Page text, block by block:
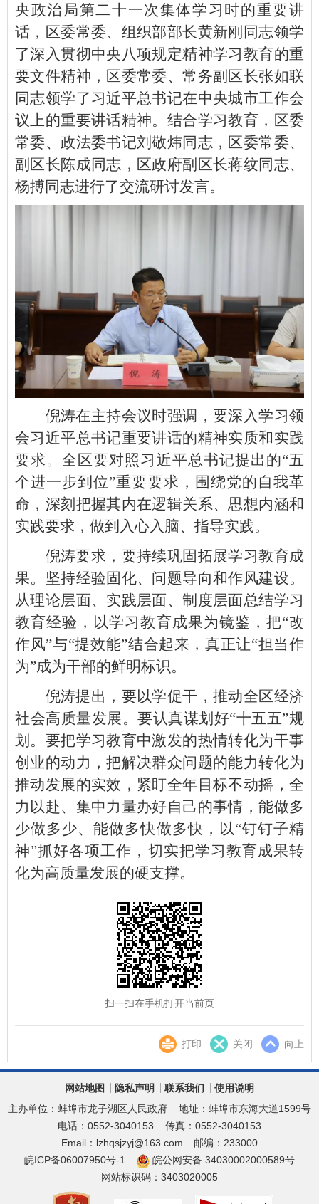
央政治局第二十一次集体学习时的重要讲
话，区委常委、组织部部长黄新刚同志领学
了深入贯彻中央八项规定精神学习教育的重
要文件精神，区委常委、常务副区长张如联
同志领学了习近平总书记在中央城市工作会
议上的重要讲话精神。结合学习教育，区委
常委、政法委书记刘敬炜同志，区委常委、
副区长陈成同志，区政府副区长蒋纹同志、
杨搏同志进行了交流研讨发言。
倪涛在主持会议时强调，要深入学习领
会习近平总书记重要讲话的精神实质和实践
要求。全区要对照习近平总书记提出的“五
个进一步到位”重要要求，围绕党的自我革
命，深刻把握其内在逻辑关系、思想内涵和
实践要求，做到入心入脑、指导实践。
倪涛要求，要持续巩固拓展学习教育成
果。坚持经验固化、问题导向和作风建设。
从理论层面、实践层面、制度层面总结学习
教育经验，以学习教育成果为镜鉴，把“改
作风”与“提效能”结合起来，真正让“担当作
为”成为干部的鲜明标识。
倪涛提出，要以学促干，推动全区经济
社会高质量发展。要认真谋划好“十五五”规
划。要把学习教育中激发的热情转化为干事
创业的动力，把解决群众问题的能力转化为
推动发展的实效，紧盯全年目标不动摇，全
力以赴、集中力量办好自己的事情，能做多
少做多少、能做多快做多快，以“钉钉子精
神”抓好各项工作，切实把学习教育成果转
化为高质量发展的硬支撑。
扫一扫在手机打开当前页
打印 关闭 向上
网站地图 隐私声明 联系我们
使用说明
主办单位：蚌埠市龙子湖区人民政府
地址：蚌埠市东海大道1599号
电话：0552-3040153
传真：0552-3040153
Email：lzhqsjzyj@163.com
邮编：233000
皖ICP备06007950号-1
皖公网安备 34030002000589号
网站标识码：3403020005